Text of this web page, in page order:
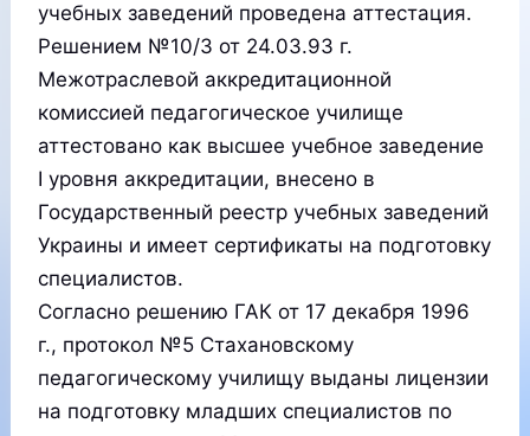
учебных заведений проведена аттестация.
Решением №10/3 от 24.03.93 г.
Межотраслевой аккредитационной
комиссией педагогическое училище
аттестовано как высшее учебное заведение
І уровня аккредитации, внесено в
Государственный реестр учебных заведений
Украины и имеет сертификаты на подготовку
специалистов.
Согласно решению ГАК от 17 декабря 1996
г., протокол №5 Стахановскому
педагогическому училищу выданы лицензии
на подготовку младших специалистов по